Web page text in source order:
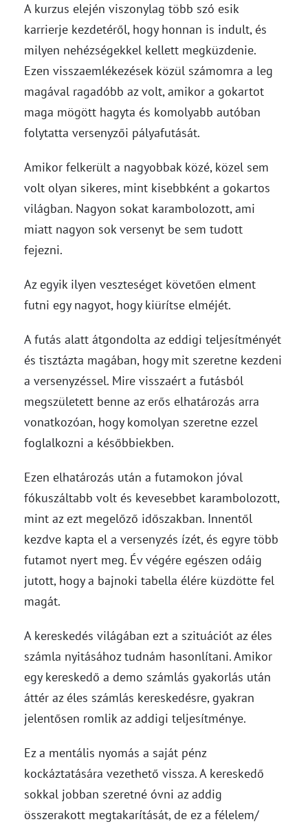
A kurzus elején viszonylag több szó esik
karrierje kezdetéről, hogy honnan is indult, és
milyen nehézségekkel kellett megküzdenie.
Ezen visszaemlékezések közül számomra a leg
magával ragadóbb az volt, amikor a gokartot
maga mögött hagyta és komolyabb autóban
folytatta versenyzői pályafutását.
Amikor felkerült a nagyobbak közé, közel sem
volt olyan sikeres, mint kisebbként a gokartos
világban. Nagyon sokat karambolozott, ami
miatt nagyon sok versenyt be sem tudott
fejezni.
Az egyik ilyen veszteséget követően elment
futni egy nagyot, hogy kiürítse elméjét.
A futás alatt átgondolta az eddigi teljesítményét
és tisztázta magában, hogy mit szeretne kezdeni
a versenyzéssel. Mire visszaért a futásból
megszületett benne az erős elhatározás arra
vonatkozóan, hogy komolyan szeretne ezzel
foglalkozni a későbbiekben.
Ezen elhatározás után a futamokon jóval
fókuszáltabb volt és kevesebbet karambolozott,
mint az ezt megelőző időszakban. Innentől
kezdve kapta el a versenyzés ízét, és egyre több
futamot nyert meg. Év végére egészen odáig
jutott, hogy a bajnoki tabella élére küzdötte fel
magát.
A kereskedés világában ezt a szituációt az éles
számla nyitásához tudnám hasonlítani. Amikor
egy kereskedő a demo számlás gyakorlás után
áttér az éles számlás kereskedésre, gyakran
jelentősen romlik az addigi teljesítménye.
Ez a mentális nyomás a saját pénz
kockáztatására vezethető vissza. A kereskedő
sokkal jobban szeretné óvni az addig
összerakott megtakarítását, de ez a félelem/